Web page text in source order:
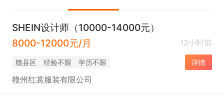
SHEIN设计师（10000-14000元）
8000-12000元/月
12小时前
赣县区 经验不限 学历不限 详情
赣州红裳服装有限公司